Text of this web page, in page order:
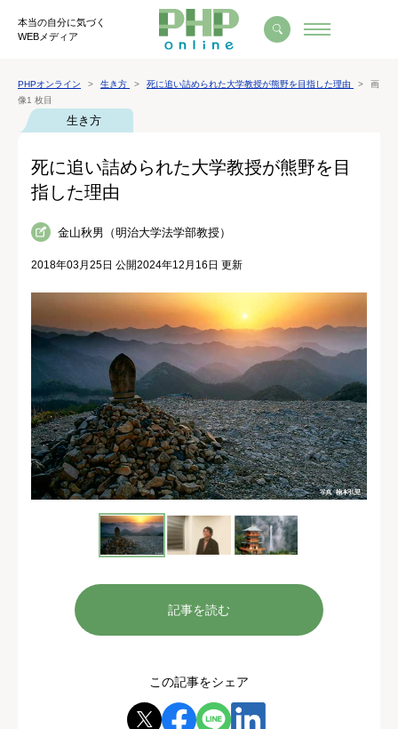
本当の自分に気づく
WEBメディア
PHPオンライン 生き方 死に追い詰められた大学教授が熊野を目指した理由
画
像1 枚目
生き方
死に追い詰められた大学教授が熊野を目
指した理由
金山秋男（明治大学法学部教授）
2018年03月25日 公開2024年12月16日 更新
記事を読む
この記事をシェア